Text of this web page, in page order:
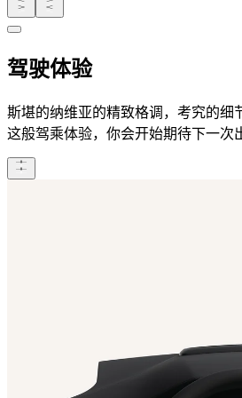
驾驶体验
斯堪的纳维亚的精致格调，考究的细
这般驾乘体验，你会开始期待下一次